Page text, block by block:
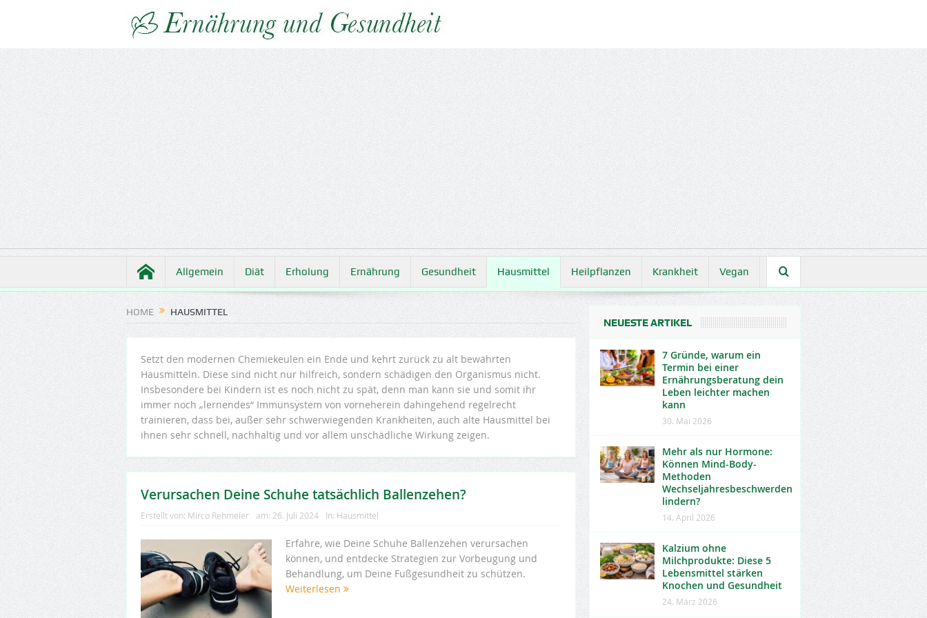
Allgemein Diät Erholung Ernährung Gesundheit Hausmittel Heilpflanzen Krankheit Vegan
HOME HAUSMITTEL
Setzt den modernen Chemiekeulen ein Ende und kehrt zurück zu alt bewährten
Hausmitteln. Diese sind nicht nur hilfreich, sondern schädigen den Organismus nicht.
Insbesondere bei Kindern ist es noch nicht zu spät, denn man kann sie und somit ihr
immer noch „lernendes“ Immunsystem von vorneherein dahingehend regelrecht
trainieren, dass bei, außer sehr schwerwiegenden Krankheiten, auch alte Hausmittel bei
ihnen sehr schnell, nachhaltig und vor allem unschädliche Wirkung zeigen.
Verursachen Deine Schuhe tatsächlich Ballenzehen?
Erstellt von: Mirco Rehmeier am: 26. Juli 2024 In: Hausmittel
Erfahre, wie Deine Schuhe Ballenzehen verursachen
können, und entdecke Strategien zur Vorbeugung und
Behandlung, um Deine Fußgesundheit zu schützen.
Weiterlesen
NEUESTE ARTIKEL
7 Gründe, warum ein
Termin bei einer
Ernährungsberatung dein
Leben leichter machen
kann
30. Mai 2026
Mehr als nur Hormone:
Können Mind-Body-
Methoden
Wechseljahresbeschwerden
lindern?
14. April 2026
Kalzium ohne
Milchprodukte: Diese 5
Lebensmittel stärken
Knochen und Gesundheit
24. März 2026